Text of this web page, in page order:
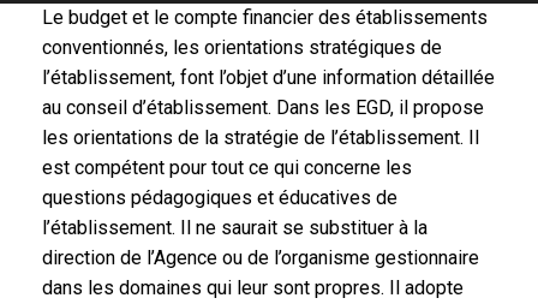
Le budget et le compte financier des établissements
conventionnés, les orientations stratégiques de
l’établissement, font l’objet d’une information détaillée
au conseil d’établissement. Dans les EGD, il propose
les orientations de la stratégie de l’établissement. Il
est compétent pour tout ce qui concerne les
questions pédagogiques et éducatives de
l’établissement. Il ne saurait se substituer à la
direction de l’Agence ou de l’organisme gestionnaire
dans les domaines qui leur sont propres. Il adopte